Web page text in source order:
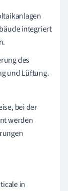
integriert
des
und Lüftung.
bei der
werden
in